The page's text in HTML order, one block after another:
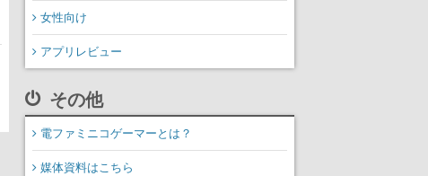
女性向け
アプリレビュー
その他
電ファミニコゲーマーとは？
媒体資料はこちら